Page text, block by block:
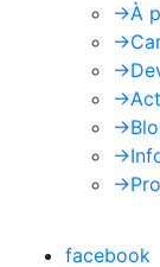
->À
->
->
->
->
->
->
facebook